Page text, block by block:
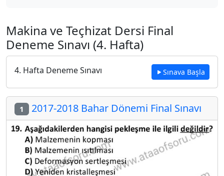
Makina ve Teçhizat Dersi Final
Deneme Sınavı (4. Hafta)
4. Hafta Deneme Sınavı Sınava Başla
1 2017-2018 Bahar Dönemi Final Sınavı